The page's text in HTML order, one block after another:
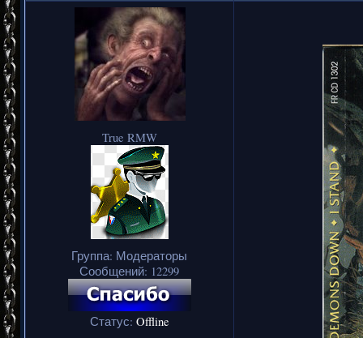
True RMW
Группа: Модераторы
Сообщений: 12299
Статус: Offline